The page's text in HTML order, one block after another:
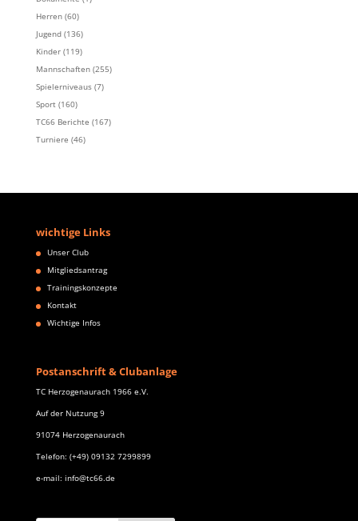
Herren(60)
Jugend(136)
Kinder(119)
Mannschaften(255)
Spielerniveaus(7)
Sport(160)
TC66 Berichte (167)
Turniere (46)
wichtige Links
Unser Club
Mitgliedsantrag
Trainingskonzepte
Kontakt
Wichtige Infos
Postanschrift & Clubanlage
TC Herzogenaurach 1966 e.V.
Auf der Nutzung 9
91074 Herzogenaurach
Telefon: (+49) 09132 7299899
e-mail: info@tc66.de